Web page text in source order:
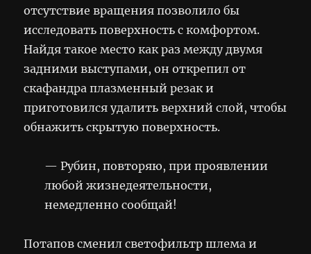
отсутствие вращения позволило бы
исследовать поверхность с комфортом.
Найдя такое место как раз между двумя
задними выступами, он открепил от
скафандра плазменный резак и
приготовился удалить верхний слой, чтобы
обнажить скрытую поверхность.
— Рубин, повторяю, при проявлении
любой жизнедеятельности,
немедленно сообщай!
Потапов сменил светофильтр шлема и